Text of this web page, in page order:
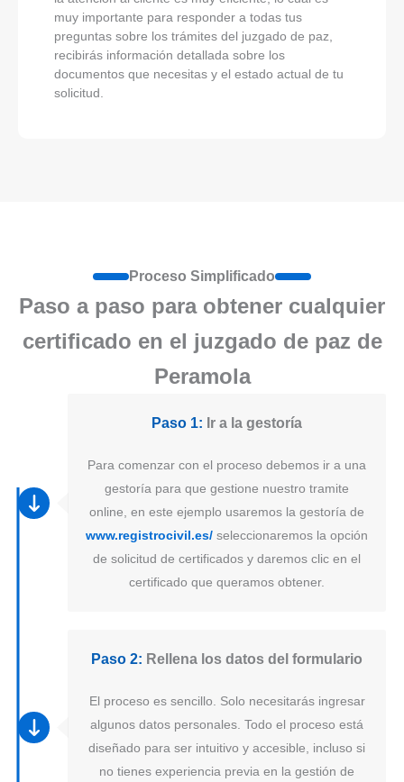
muy importante para responder a todas tus
preguntas sobre los trámites del juzgado de paz,
recibirás información detallada sobre los
documentos que necesitas y el estado actual de tu
solicitud.
Proceso Simplificado
Paso a paso para obtener cualquier
certificado en el juzgado de paz de
Peramola
Paso 1: Ir a la gestoría
Para comenzar con el proceso debemos ir a una
gestoría para que gestione nuestro tramite
online, en este ejemplo usaremos la gestoría de
www.registrocivil.es/ seleccionaremos la opción
de solicitud de certificados y daremos clic en el
certificado que queramos obtener.
Paso 2: Rellena los datos del formulario
El proceso es sencillo. Solo necesitarás ingresar
algunos datos personales. Todo el proceso está
diseñado para ser intuitivo y accesible, incluso si
no tienes experiencia previa en la gestión de